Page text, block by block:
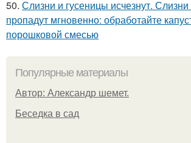
50. Слизни и гусеницы исчезнут.
пропадут мгновенно: обработайте
порошковой смесью
Популярные материалы
Автор: Александр шемет.
Беседка в сад